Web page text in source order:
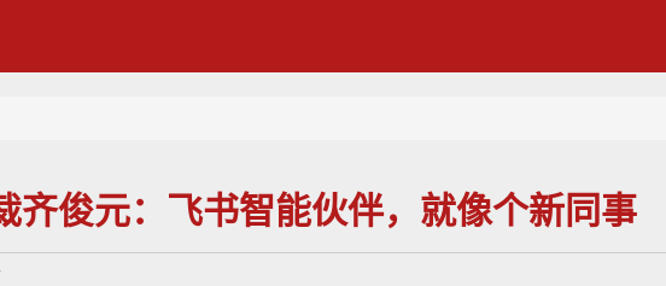
齐俊元：飞书智能伙伴，就像个新同事